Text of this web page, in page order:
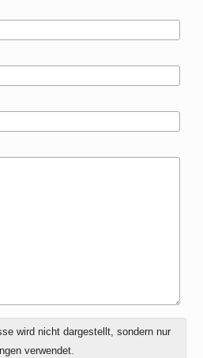
wird nicht dargestellt, sondern nur
verwendet.